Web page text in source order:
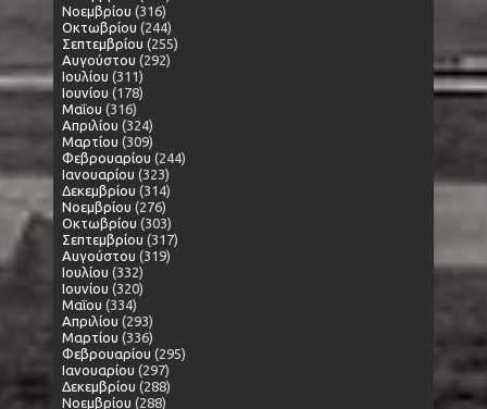
Νοεμβρίου (316)
Οκτωβρίου (244)
Σεπτεμβρίου (255)
Αυγούστου (292)
Ιουλίου (311)
Ιουνίου (178)
Μαΐου (316)
Απριλίου (324)
Μαρτίου (309)
Φεβρουαρίου (244)
Ιανουαρίου (323)
Δεκεμβρίου (314)
Νοεμβρίου (276)
Οκτωβρίου (303)
Σεπτεμβρίου (317)
Αυγούστου (319)
Ιουλίου (332)
Ιουνίου (320)
Μαΐου (334)
Απριλίου (293)
Μαρτίου (336)
Φεβρουαρίου (295)
Ιανουαρίου (297)
Δεκεμβρίου (288)
Νοεμβρίου (288)